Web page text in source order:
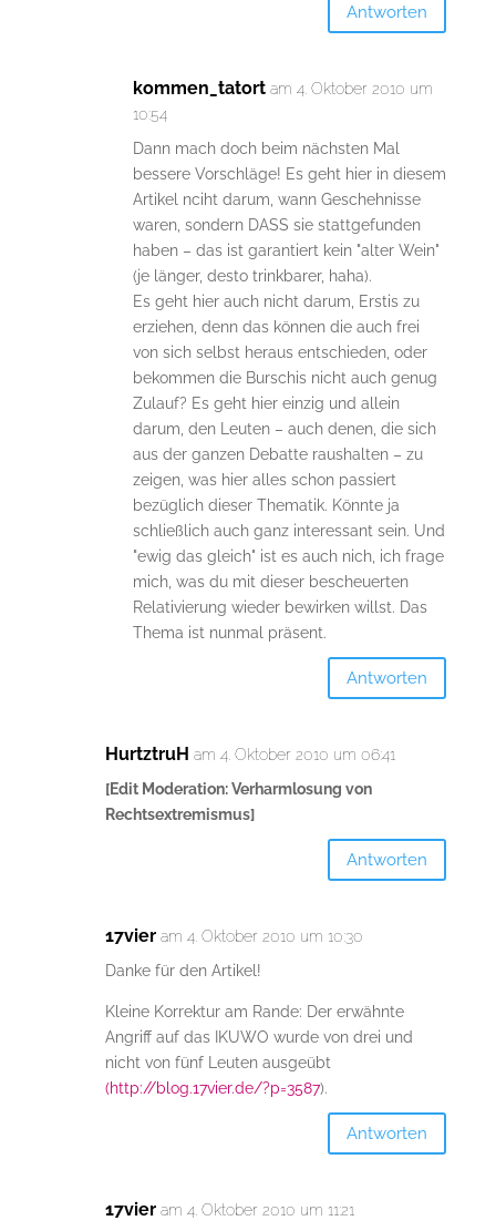
Antworten
kommen_tatort am 4. Oktober 2010 um
10:54
Dann mach doch beim nächsten Mal
bessere Vorschläge! Es geht hier in diesem
Artikel nciht darum, wann Geschehnisse
waren, sondern DASS sie stattgefunden
haben – das ist garantiert kein "alter Wein"
(je länger, desto trinkbarer, haha).
Es geht hier auch nicht darum, Erstis zu
erziehen, denn das können die auch frei
von sich selbst heraus entschieden, oder
bekommen die Burschis nicht auch genug
Zulauf? Es geht hier einzig und allein
darum, den Leuten – auch denen, die sich
aus der ganzen Debatte raushalten – zu
zeigen, was hier alles schon passiert
bezüglich dieser Thematik. Könnte ja
schließlich auch ganz interessant sein. Und
"ewig das gleich" ist es auch nich, ich frage
mich, was du mit dieser bescheuerten
Relativierung wieder bewirken willst. Das
Thema ist nunmal präsent.
Antworten
HurtztruH am 4. Oktober 2010 um 06:41
[Edit Moderation: Verharmlosung von
Rechtsextremismus]
Antworten
17vier am 4. Oktober 2010 um 10:30
Danke für den Artikel!
Kleine Korrektur am Rande: Der erwähnte
Angriff auf das IKUWO wurde von drei und
nicht von fünf Leuten ausgeübt
(http://blog.17vier.de/?p=3587).
Antworten
17vier am 4. Oktober 2010 um 11:21